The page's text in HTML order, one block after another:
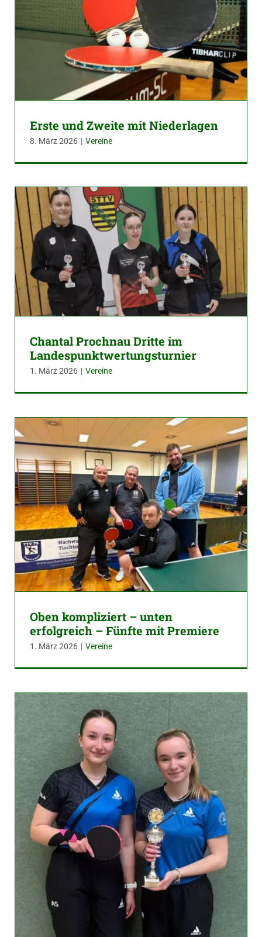
Erste und Zweite mit Niederlagen
8. März 2026 | Vereine
Chantal Prochnau Dritte im
Landespunktwertungsturnier
1. März 2026 | Vereine
Oben kompliziert – unten
erfolgreich – Fünfte mit Premiere
1. März 2026 | Vereine